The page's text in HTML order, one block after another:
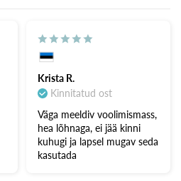
Krista R.
Kinnitatud ost
Väga meeldiv voolimismass,
hea lõhnaga, ei jää kinni
kuhugi ja lapsel mugav seda
kasutada